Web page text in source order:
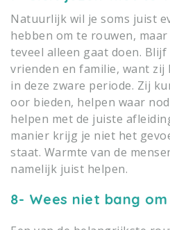
Natuurlijk wil je soms juist
hebben om te rouwen,
teveel alleen gaat doen.
vrienden en familie, want
in deze zware periode. Zij
oor bieden, helpen waar
helpen met de juiste
manier krijg je niet het
staat. Warmte van de
namelijk juist helpen.
8- Wees niet bang